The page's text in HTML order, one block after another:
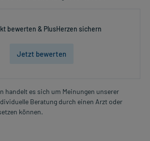
bewerten & PlusHerzen sichern
Jetzt bewerten
handelt es sich um Meinungen unserer
Beratung durch einen Arzt oder
können.